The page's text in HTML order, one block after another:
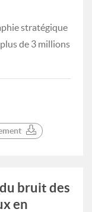
stratégique
de 3 millions
bruit des
en